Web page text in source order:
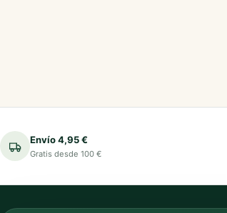
Envío 4,95 €
Gratis desde 100 €